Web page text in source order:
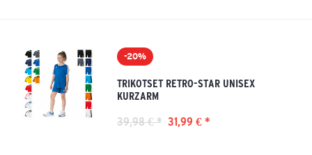
-20%
TRIKOTSET RETRO-STAR UNISEX
KURZARM
39,98 € * 31,99 € *